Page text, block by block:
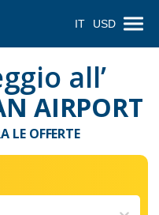
IT USD
all’
AIRPORT
LE OFFERTE